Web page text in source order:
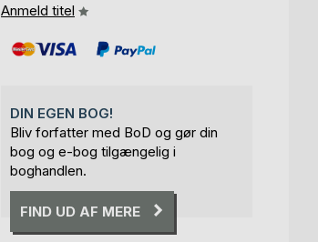
Anmeld titel
DIN EGEN BOG!
Bliv forfatter med BoD og gør din
bog og e-bog tilgængelig i
boghandlen.
FIND UD AF MERE